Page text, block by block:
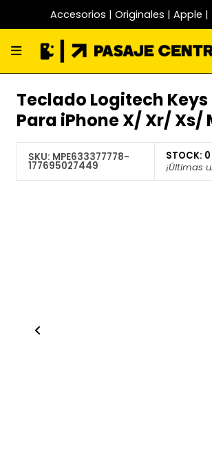
Accesorios | Originales | Apple |
Teclado Logitech Keys
Para iPhone X/ Xr/ Xs/
SKU: MPE633377778-
177695027449
STOCK: 0
¡Últimas